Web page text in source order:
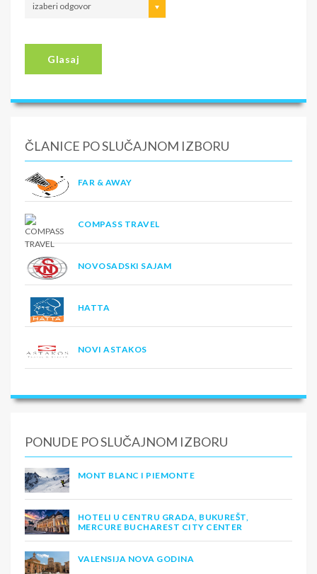
izaberi odgovor
Glasaj
ČLANICE PO SLUČAJNOM IZBORU
FAR & AWAY
COMPASS TRAVEL
NOVOSADSKI SAJAM
HATTA
NOVI ASTAKOS
PONUDE PO SLUČAJNOM IZBORU
MONT BLANC I PIEMONTE
HOTELI U CENTRU GRADA, BUKUREŠT,
MERCURE BUCHAREST CITY CENTER
VALENSIJA NOVA GODINA